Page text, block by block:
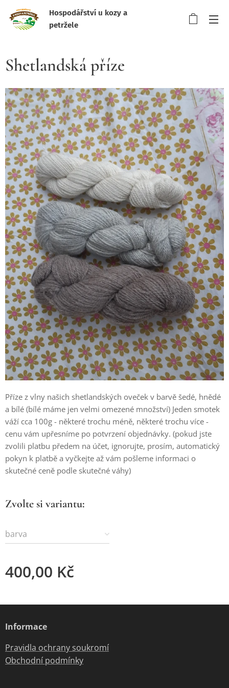
Hospodářství u kozy a
petržele
Shetlandská příze
Příze z vlny našich shetlandských oveček v barvě šedé, hnědé
a bílé (bílé máme jen velmi omezené množství) Jeden smotek
váží cca 100g - některé trochu méně, některé trochu více -
cenu vám upřesníme po potvrzení objednávky. (pokud jste
zvolili platbu předem na účet, ignorujte, prosím, automatický
pokyn k platbě a vyčkejte až vám pošleme informaci o
skutečné ceně podle skutečné váhy)
Zvolte si variantu:
barva
400,00 Kč
Informace
Pravidla ochrany soukromí
Obchodní podmínky